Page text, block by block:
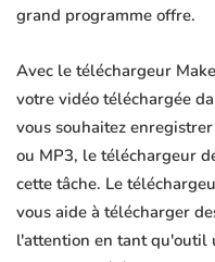
grand programme offre.
Avec le téléchargeur
votre vidéo téléchargée
vous souhaitez
ou MP3, le téléchargeur
cette tâche. Le
vous aide à télécharger
l'attention en tant qu'outil